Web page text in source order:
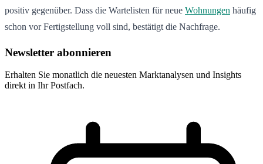
positiv gegenüber. Dass die Wartelisten für neue Wohnungen häufig
schon vor Fertigstellung voll sind, bestätigt die Nachfrage.
Newsletter abonnieren
Erhalten Sie monatlich die neuesten Marktanalysen und Insights
direkt in Ihr Postfach.